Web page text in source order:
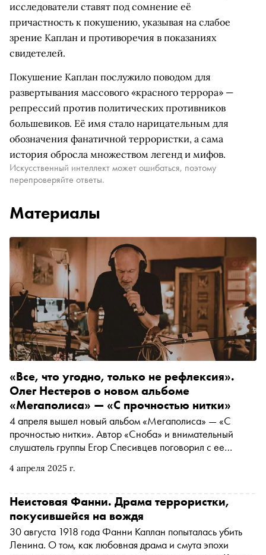
исследователи ставят под сомнение её
причастность к покушению, указывая на слабое
зрение Каплан и противоречия в показаниях
свидетелей.
Покушение Каплан послужило поводом для
развертывания массового «красного террора» —
репрессий против политических противников
большевиков. Её имя стало нарицательным для
обозначения фанатичной террористки, а сама
история обросла множеством легенд и мифов.
Искусственный интеллект может ошибаться, поэтому
перепроверяйте ответы.
Материалы
4 апреля 2025 г.
«Все, что угодно, только не рефлексия».
Олег Нестеров о новом альбоме
«Мегаполиса» — «С прочностью нитки»
4 апреля вышел новый альбом «Мегаполиса» — «С
прочностью нитки». Автор «Сноба» и внимательный
слушатель группы Егор Спесивцев поговорил с ее
новых песнях (очень подробно)
Неистовая Фанни. Драма террористки,
покусившейся на вождя
30 августа 1918 года Фанни Каплан попыталась убить
Ленина. О том, как любовная драма и смута эпохи